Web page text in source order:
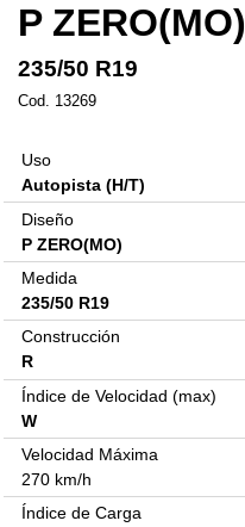
P ZERO(MO)
235/50 R19
Cod. 13269
Uso
Autopista (H/T)
Diseño
P ZERO(MO)
Medida
235/50 R19
Construcción
R
Índice de Velocidad (max)
W
Velocidad Máxima
270 km/h
Índice de Carga